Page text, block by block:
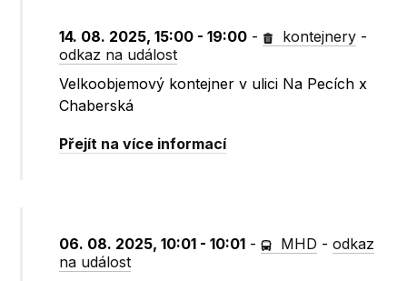
14. 08. 2025, 15:00 - 19:00 - kontejnery -
odkaz na událost
Velkoobjemový kontejner v ulici Na Pecích x
Chaberská
Přejít na více informací
06. 08. 2025, 10:01 - 10:01 - MHD -odkaz
na událost